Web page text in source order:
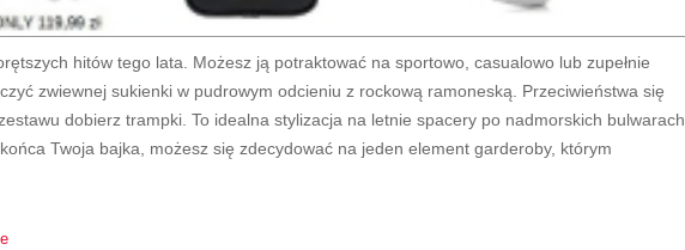
hitów tego lata. Możesz ją potraktować na sportowo, casualowo lub zupełnie
zwiewnej sukienki w pudrowym odcieniu z rockową ramoneską. Przeciwieństwa się
dobierz trampki. To idealna stylizacja na letnie spacery po nadmorskich bulwarach.
Twoja bajka, możesz się zdecydować na jeden element garderoby, którym